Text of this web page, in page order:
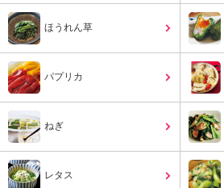
ョ
「
な
ょ
ほうれん草
パプリカ
ねぎ
レタス